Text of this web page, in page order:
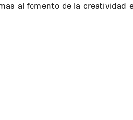
al fomento de la creatividad